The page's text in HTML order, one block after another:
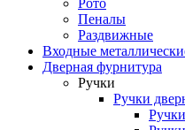
Пеналы
Раздвижные
Входные
Дверная фурнитура
Ручки
Ручки